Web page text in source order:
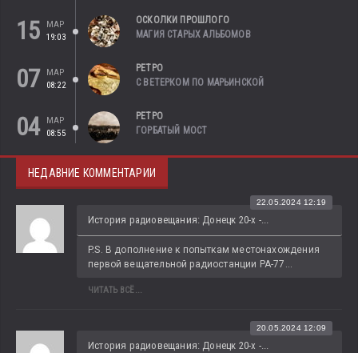
15
МАР
19:03
ОСКОЛКИ ПРОШЛОГО
МАГИЯ СТАРЫХ АЛЬБОМОВ
07
МАР
08:22
РЕТРО
С ВЕТЕРКОМ ПО МАРЬИНСКОЙ
04
МАР
08:55
РЕТРО
ГОРБАТЫЙ МОСТ
НЕДАВНИЕ КОММЕНТАРИИ
История радиовещания: Донецк 20-х -...
22.05.2024 12:19
P.S. В дополнение к попыткам местонахождения
первой вещательной радиостанции РА-77...
ЧИТАТЬ ВСЁ...
История радиовещания: Донецк 20-х -...
20.05.2024 12:09